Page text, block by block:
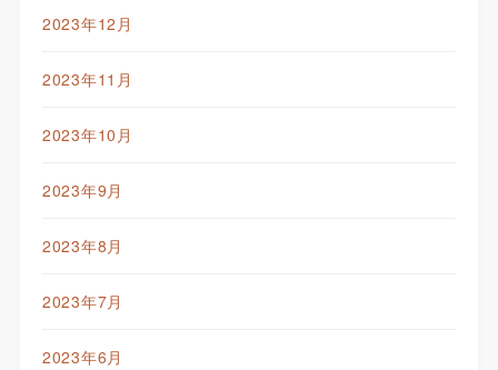
2023年12月
2023年11月
2023年10月
2023年9月
2023年8月
2023年7月
2023年6月